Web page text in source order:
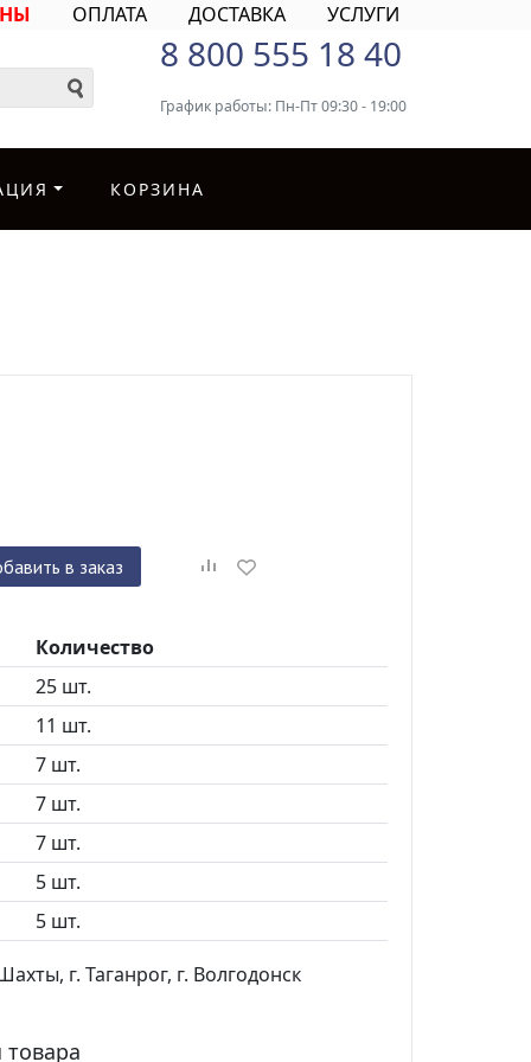
ОПЛАТА ДОСТАВКА УСЛУГИ
8 800 555 18 40
График работы: Пн-Пт 09:30 - 19:00
КОРЗИНА
в заказ
Количество
25 шт.
11 шт.
7 шт.
7 шт.
7 шт.
5 шт.
5 шт.
г. Таганрог, г. Волгодонск